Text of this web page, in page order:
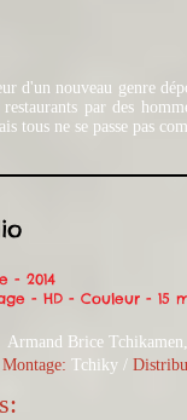
d'un nouveau genre
par des
tous ne se passe pas
- 2014
- HD - Couleur - 15
Armand Brice
Montage: Tchiky /